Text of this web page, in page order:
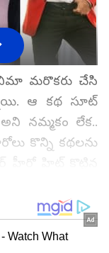
మరొకరు చేసి
ఆ కథ సూట్
నమ్మకం లేక..
కొన్ని కథలను
చాలామంది
అలాంటి అరుదైన
మెగా పవర్